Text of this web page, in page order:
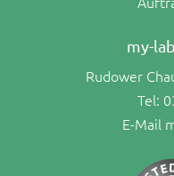
my-
Rudower
Tel:
E-Mail